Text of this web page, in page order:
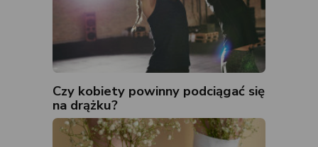
Czy kobiety powinny podciągać się
na drążku?